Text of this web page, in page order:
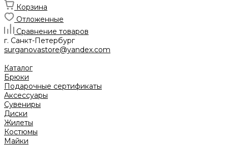
Корзина
Отложенные
Сравнение товаров
г. Санкт-Петербург
surganovastore@yandex.com
Каталог
Брюки
Подарочные сертификаты
Аксессуары
Сувениры
Диски
Жилеты
Костюмы
Майки